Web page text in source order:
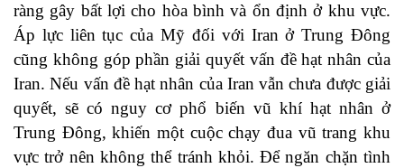
ràng gây bất lợi cho hòa bình và ổn định ở khu vực.
Áp lực liên tục của Mỹ đối với Iran ở Trung Đông
cũng không góp phần giải quyết vấn đề hạt nhân của
Iran. Nếu vấn đề hạt nhân của Iran vẫn chưa được giải
quyết, sẽ có nguy cơ phổ biến vũ khí hạt nhân ở
Trung Đông, khiến một cuộc chạy đua vũ trang khu
vực trở nên không thể tránh khỏi. Để ngăn chặn tình